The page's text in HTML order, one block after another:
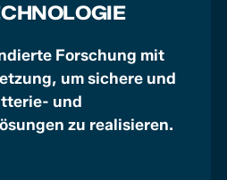
Forschung mit
um sichere und
und
zu realisieren.